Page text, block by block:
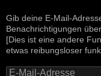
Gib deine E-Mail-
Benachrichtigungen
[Dies ist eine andere
etwas reibungsloser
E-